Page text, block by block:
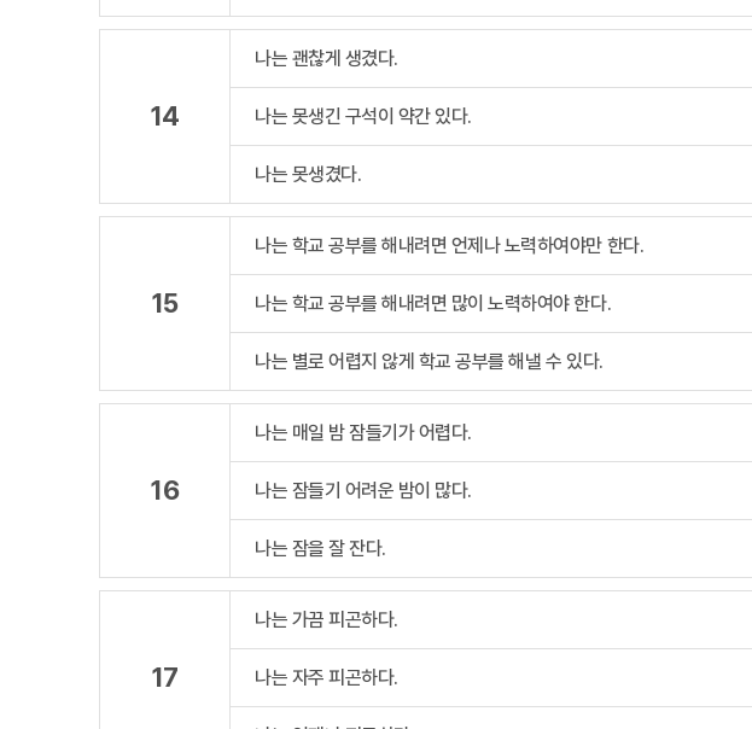
14
나는 괜찮게 생겼다.
나는 못생긴 구석이 약간 있다.
나는 못생겼다.
15
나는 학교 공부를 해내려면 언제나 노력하여야만 한다.
나는 학교 공부를 해내려면 많이 노력하여야 한다.
나는 별로 어렵지 않게 학교 공부를 해낼 수 있다.
16
나는 매일 밤 잠들기가 어렵다.
나는 잠들기 어려운 밤이 많다.
나는 잠을 잘 잔다.
17
나는 가끔 피곤하다.
나는 자주 피곤하다.